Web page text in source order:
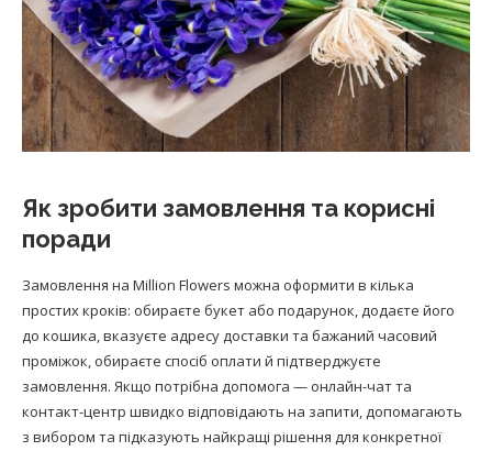
Як зробити замовлення та корисні
поради
Замовлення на Million Flowers можна оформити в кілька
простих кроків: обираєте букет або подарунок, додаєте його
до кошика, вказуєте адресу доставки та бажаний часовий
проміжок, обираєте спосіб оплати й підтверджуєте
замовлення. Якщо потрібна допомога — онлайн-чат та
контакт-центр швидко відповідають на запити, допомагають
з вибором та підказують найкращі рішення для конкретної